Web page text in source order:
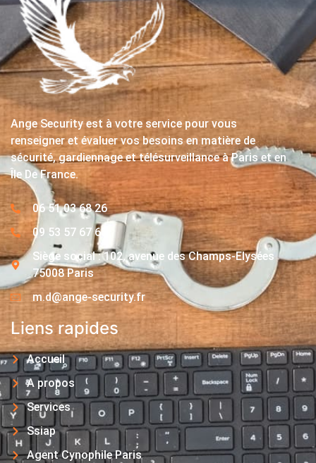
Ange Security est à votre service pour vous
renseigner et évaluer vos besoins en matière de
sécurité, gardiennage et télésurveillance à Paris et en
Île De France.
06 51 03 68 26
09 53 57 67 63
Siège social : 102, avenue des Champs-Elysées
75008 Paris
m.d@ange-security.fr
Liens rapides
Accueil
A propos
Services
Ssiap
Agent Cynophile Paris